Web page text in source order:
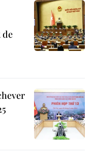
de